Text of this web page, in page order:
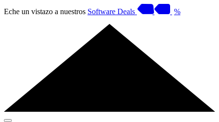
Eche un vistazo a nuestros Software Deals %